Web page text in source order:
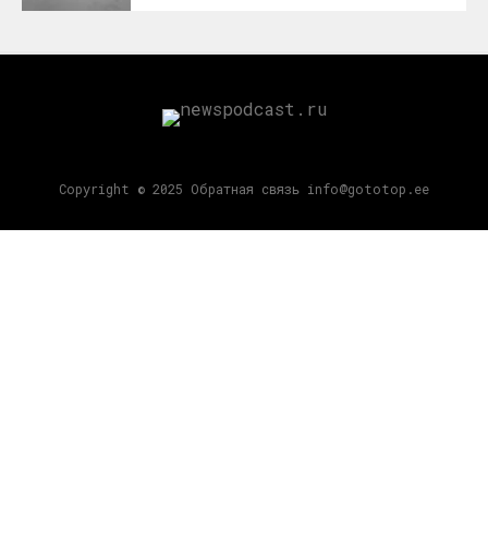
Copyright © 2025 Обратная связь info@gototop.ee